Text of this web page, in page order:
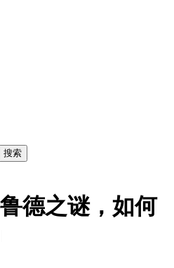
德之谜，如何